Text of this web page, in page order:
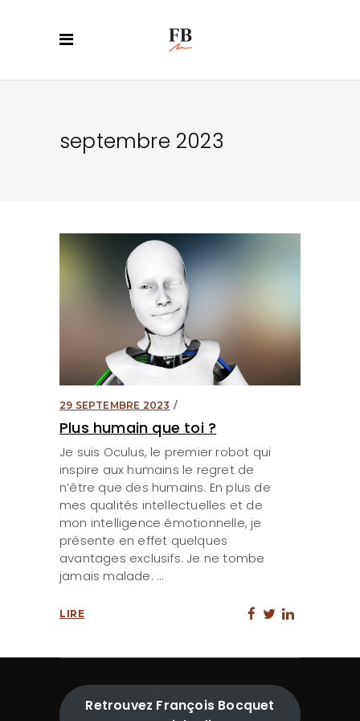
septembre 2023
29 SEPTEMBRE 2023
Plus humain que toi ?
Je suis Oculus, le premier robot qui
inspire aux humains le regret de
n’être que des humains. En plus de
mes qualités intellectuelles et de
mon intelligence émotionnelle, je
présente en effet quelques
avantages exclusifs. Je ne tombe
jamais malade.
LIRE
Retrouvez François Bocquet